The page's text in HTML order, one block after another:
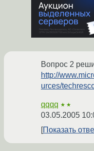
Вопрос 2
http://
urces/
qqqq ★★
03.05.2005
Показать